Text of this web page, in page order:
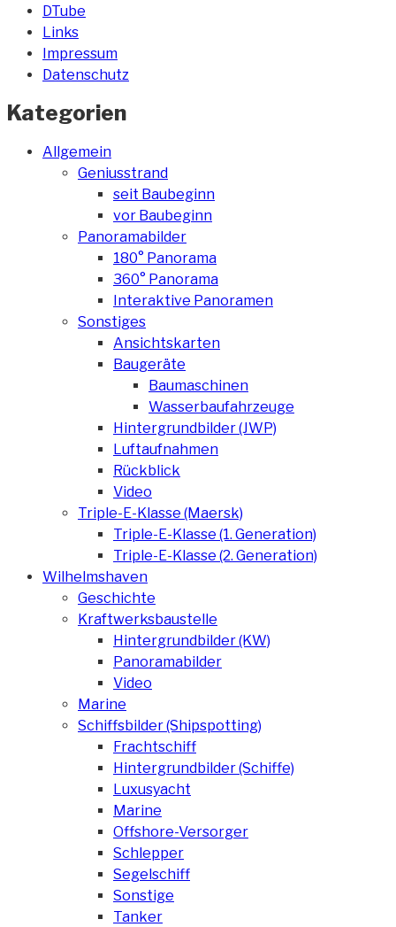
DTube
Links
Impressum
Datenschutz
Kategorien
Allgemein
Geniusstrand
seit Baubeginn
vor Baubeginn
Panoramabilder
180° Panorama
360° Panorama
Interaktive Panoramen
Sonstiges
Ansichtskarten
Baugeräte
Baumaschinen
Wasserbaufahrzeuge
Hintergrundbilder (JWP)
Luftaufnahmen
Rückblick
Video
Triple-E-Klasse (Maersk)
Triple-E-Klasse (1. Generation)
Triple-E-Klasse (2. Generation)
Wilhelmshaven
Geschichte
Kraftwerksbaustelle
Hintergrundbilder (KW)
Panoramabilder
Video
Marine
Schiffsbilder (Shipspotting)
Frachtschiff
Hintergrundbilder (Schiffe)
Luxusyacht
Marine
Offshore-Versorger
Schlepper
Segelschiff
Sonstige
Tanker